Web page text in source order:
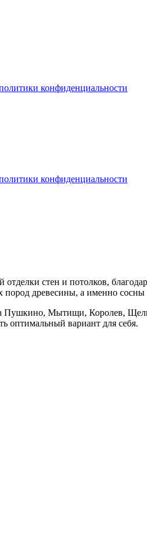
конфиденциальности
конфиденциальности
стен и потолков,
пород древесины, а именно сосны
Пушкино, Мытищи, Королев,
оптимальный вариант для себя.